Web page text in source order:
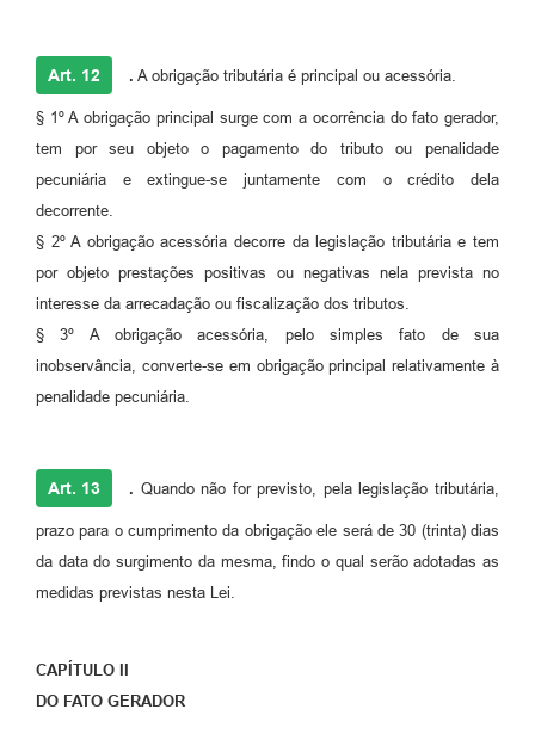
Art. 12 . A obrigação tributária é principal ou acessória.
§ 1º A obrigação principal surge com a ocorrência do fato gerador,
tem por seu objeto o pagamento do tributo ou penalidade
pecuniária e extingue-se juntamente com o crédito dela
decorrente.
§ 2º A obrigação acessória decorre da legislação tributária e tem
por objeto prestações positivas ou negativas nela prevista no
interesse da arrecadação ou fiscalização dos tributos.
§ 3º A obrigação acessória, pelo simples fato de sua
inobservância, converte-se em obrigação principal relativamente à
penalidade pecuniária.
Art. 13 . Quando não for previsto, pela legislação tributária,
prazo para o cumprimento da obrigação ele será de 30 (trinta) dias
da data do surgimento da mesma, findo o qual serão adotadas as
medidas previstas nesta Lei.
CAPÍTULO II
DO FATO GERADOR